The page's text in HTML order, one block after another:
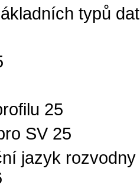
typů
25
SV 25
jazyk